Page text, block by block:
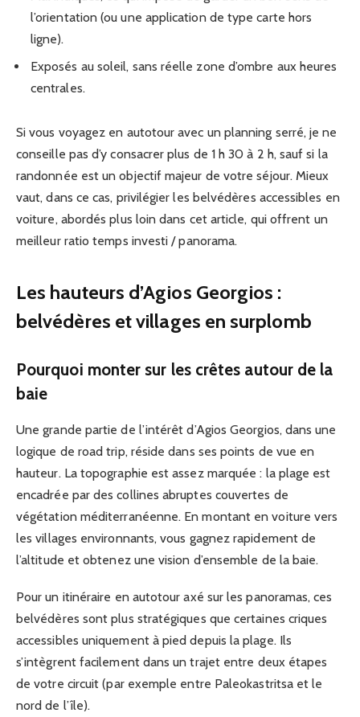
l’orientation (ou une application de type carte hors
ligne).
Exposés au soleil, sans réelle zone d’ombre aux heures
centrales.
Si vous voyagez en autotour avec un planning serré, je ne
conseille pas d’y consacrer plus de 1 h 30 à 2 h, sauf si la
randonnée est un objectif majeur de votre séjour. Mieux
vaut, dans ce cas, privilégier les belvédères accessibles en
voiture, abordés plus loin dans cet article, qui offrent un
meilleur ratio temps investi / panorama.
Les hauteurs d’Agios Georgios :
belvédères et villages en surplomb
Pourquoi monter sur les crêtes autour de la
baie
Une grande partie de l’intérêt d’Agios Georgios, dans une
logique de road trip, réside dans ses points de vue en
hauteur. La topographie est assez marquée : la plage est
encadrée par des collines abruptes couvertes de
végétation méditerranéenne. En montant en voiture vers
les villages environnants, vous gagnez rapidement de
l’altitude et obtenez une vision d’ensemble de la baie.
Pour un itinéraire en autotour axé sur les panoramas, ces
belvédères sont plus stratégiques que certaines criques
accessibles uniquement à pied depuis la plage. Ils
s’intègrent facilement dans un trajet entre deux étapes
de votre circuit (par exemple entre Paleokastritsa et le
nord de l’île).